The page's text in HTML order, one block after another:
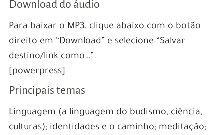
Download do áudio
Para baixar o MP3, clique abaixo com o botão
direito em “Download” e selecione “Salvar
destino/link como…”.
[powerpress]
Principais temas
Linguagem (a linguagem do budismo, ciência,
culturas); identidades e o caminho; meditação;